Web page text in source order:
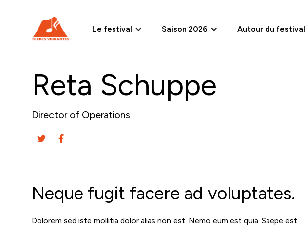
Le festival Saison 2026 Autour du festival
Reta Schuppe
Director of Operations
Neque fugit facere ad voluptates.
Dolorem sed iste mollitia dolor alias non est. Nemo eum est quia. Saepe est